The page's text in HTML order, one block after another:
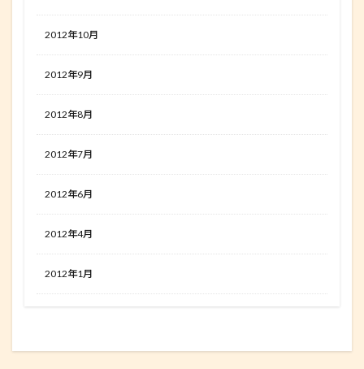
2012年10月
2012年9月
2012年8月
2012年7月
2012年6月
2012年4月
2012年1月